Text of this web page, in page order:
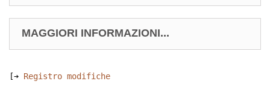
MAGGIORI INFORMAZIONI...
[➔ Registro modifiche